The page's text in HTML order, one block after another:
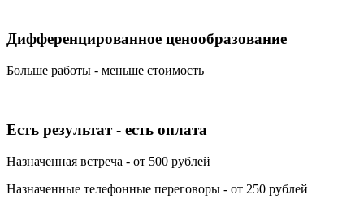
Дифференцированное ценообразование
Больше работы - меньше стоимость
Есть результат - есть оплата
Назначенная встреча - от 500 рублей
Назначенные телефонные переговоры - от 250 рублей